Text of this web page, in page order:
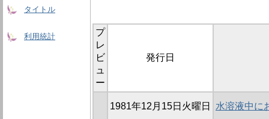
タイトル
利用統計
プ
レ
ビ
ュ
ー
発行日
1981年12月15日火曜日 水溶液中に